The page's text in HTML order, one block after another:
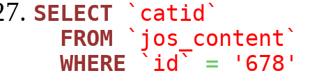
SELECT
`catid`
FROM
`jos_content`
WHERE
`id` =
'678'